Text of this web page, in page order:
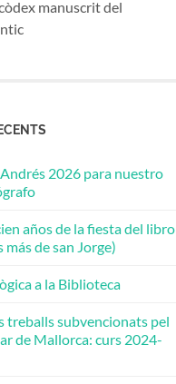
manuscrit del
2026 para nuestro
años de la fiesta del libro
más de san Jorge)
a la Biblioteca
treballs subvencionats pel
de Mallorca: curs 2024-